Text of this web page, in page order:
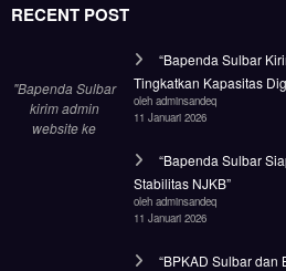
RECENT POST
"Bapenda Sulbar
kirim admin
website ke
“Bapenda Sulbar
Tingkatkan Kapasitas
oleh adminsandeq
11 Januari 2026
“Bapenda Sulbar
Stabilitas NJKB”
oleh adminsandeq
11 Januari 2026
“BPKAD Sulbar dan